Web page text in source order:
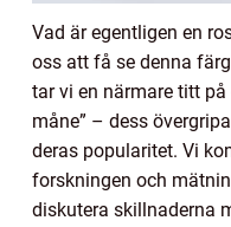
Vad är egentligen en
oss att få se denna
tar vi en närmare titt
måne” – dess
deras popularitet. Vi
forskningen och
diskutera skillnaderna